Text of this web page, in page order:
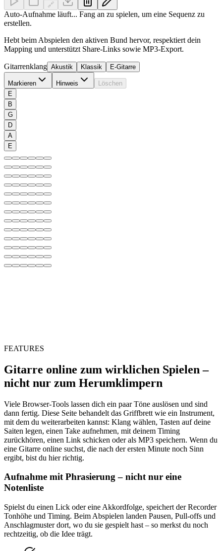
🔗
Auto-Aufnahme läuft... Fang an zu spielen, um eine Sequenz zu
erstellen.
Hebt beim Abspielen den aktiven Bund hervor, respektiert dein
Mapping und unterstützt Share-Links sowie MP3-Export.
Gitarrenklang Akustik Klassik E-Gitarre
Markieren Hinweis
Löschen
E
B
G
D
A
E
FEATURES
Gitarre online zum wirklichen Spielen –
nicht nur zum Herumklimpern
Viele Browser-Tools lassen dich ein paar Töne auslösen und sind
dann fertig. Diese Seite behandelt das Griffbrett wie ein Instrument,
mit dem du weiterarbeiten kannst: Klang wählen, Tasten auf deine
Saiten legen, einen Take aufnehmen, mit deinem Timing
zurückhören, einen Link schicken oder als MP3 speichern. Wenn du
eine Gitarre online suchst, die nach der ersten Minute noch Sinn
ergibt, bist du hier richtig.
Aufnahme mit Phrasierung – nicht nur eine
Notenliste
Spielst du einen Lick oder eine Akkordfolge, speichert der Recorder
Tonhöhe und Timing. Beim Abspielen landen Pausen, Pull-offs und
Anschlagmuster dort, wo du sie gespielt hast – so merkst du noch
rechtzeitig, ob die Idee trägt.